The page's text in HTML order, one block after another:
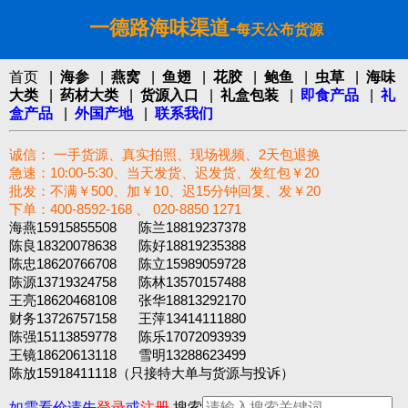
一德路海味渠道-每天公布货源
首页 海参 燕窝 鱼翅 花胶 鲍鱼 虫草
海味
大类
药材大类 货源入口 礼盒包装 即食产品
礼
盒产品
外国产地| 联系我们
诚信： 一手货源、真实拍照、现场视频、2天包退换
急速：10:00-5:30、当天发货、迟发货、发红包￥20
批发：不满￥500、加￥10、迟15分钟回复、发￥20
下单：400-8592-168 、 020-8850 1271‬
海燕15915855508 陈兰18819237378
陈良18320078638 陈好18819235388
陈忠18620766708 陈立15989059728
陈源13719324758 陈林13570157488
王亮18620468108 张华18813292170
财务13726757158 王萍13414111880
陈强15113859778 陈乐17072093939
王镜18620613118 雪明13288623499
陈放15918411118（只接特大单与货源与投诉）